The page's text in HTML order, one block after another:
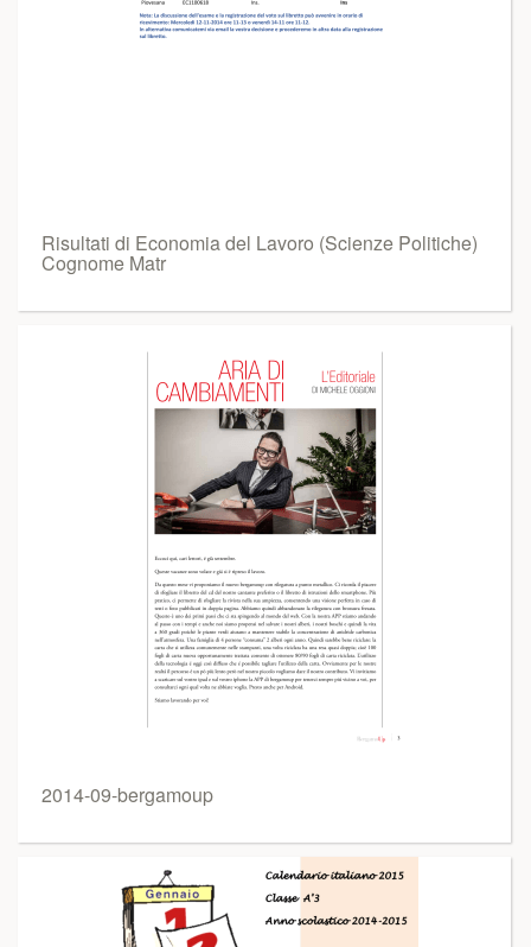
Risultati di Economia del Lavoro (Scienze Politiche)
Cognome Matr
2014-09-bergamoup